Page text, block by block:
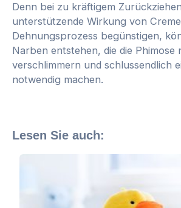
Denn bei zu kräftigem
unterstützende Wirkung von
Dehnungsprozess begünstigen,
Narben entstehen, die die Phimose
verschlimmern und schlussendlich
notwendig machen.
Lesen Sie auch: